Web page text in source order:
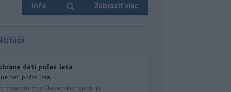
Info Zobraziť viac
detí počas leta
detí počas leta
zdravotníctva Slovenskej republiky